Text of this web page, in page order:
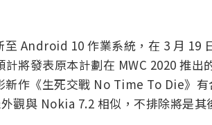
Android 10 作業系統，在 3 月 19
將發表原本計劃在 MWC 2020 推出
作《生死交戰 No Time To Die》有
觀與 Nokia 7.2 相似，不排除將是其